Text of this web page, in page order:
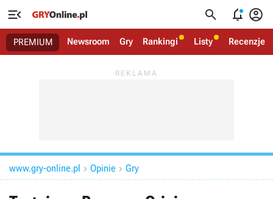
   
PREMIUM Newsroom Gry Rankingi Listy Recenzje
www.gry-online.pl  Opinie  Gry